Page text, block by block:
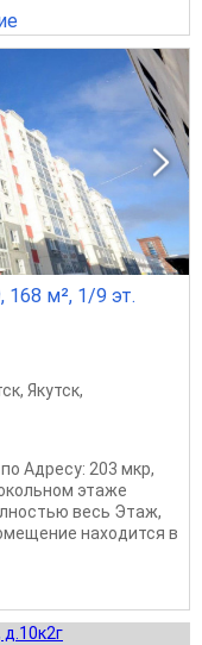
м², 1/9 эт.
, Якутск,
Адресу: 203 мкр,
этаже
весь Этаж,
находится в